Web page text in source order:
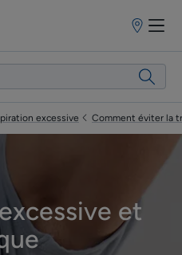
Points
vente
excessive Comment éviter la
et